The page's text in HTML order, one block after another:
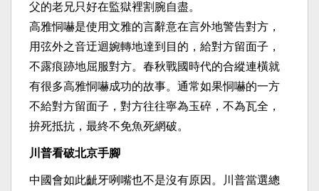
父的老兄只好在監獄裡割腕自盡。
高雅恫嚇是使用文雅的言辭意在言外地警告對方，
用弦外之音迂迴婉轉地達到目的，給對方留面子，
不露痕跡地屈服對方。春秋戰國時代的合縱連橫就
有很多高雅恫嚇成功的故事。通常如果恫嚇的一方
不給對方留面子，對方往往寧為玉碎，不為瓦全，
拚死抵抗，最終不免魚死網破。
川普看破北京手腳
中國會如此齜牙咧嘴也不是沒有原因。川普當選總